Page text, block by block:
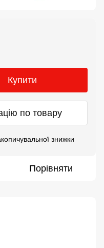
Купити
по товару
знижки
Порівняти